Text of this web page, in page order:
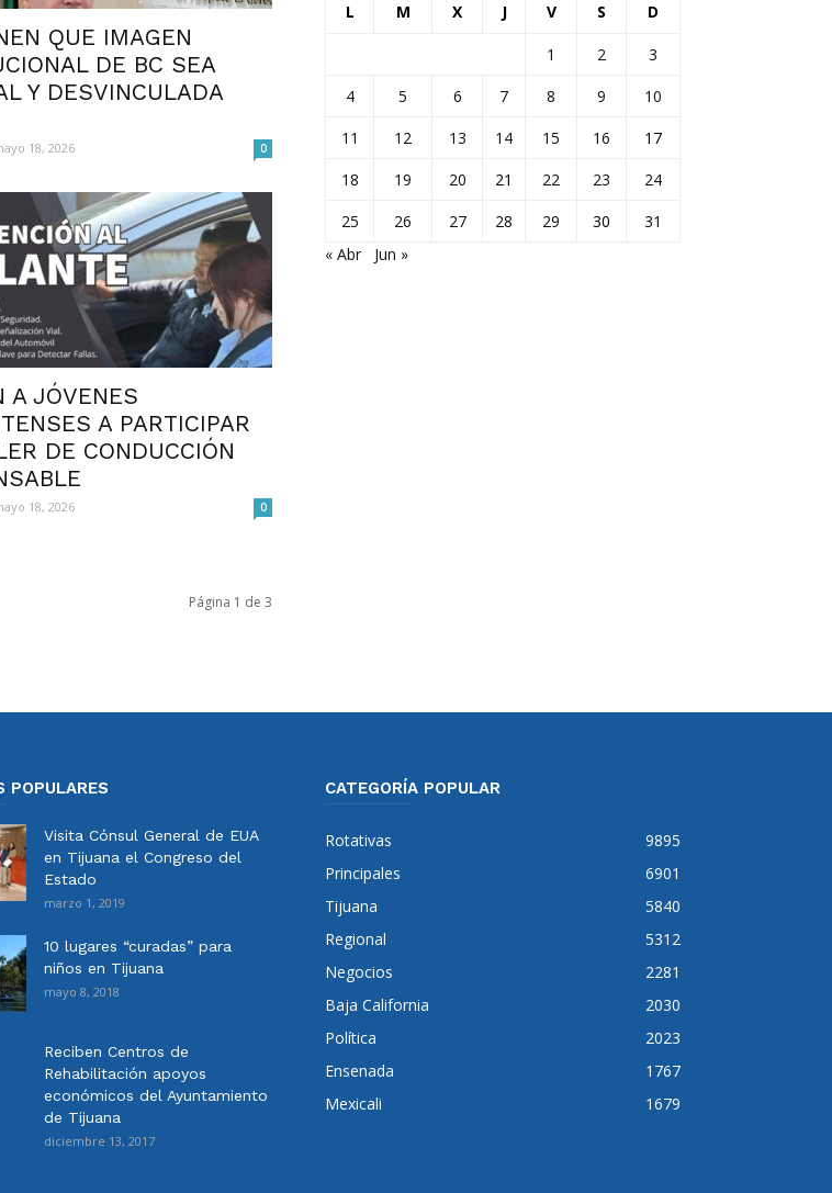
QUE IMAGEN
DE BC SEA
Y DESVINCULADA
18, 2026 0
A JÓVENES
A PARTICIPAR
DE CONDUCCIÓN
18, 2026 0
Página 1 de 3
L M X J V S D
1 2
3
4
5 6 7 8 9
10
11
12 13 14 15 16
17
18
19 20 21 22 23
24
25
26 27 28 29 30
31
« Abr
Jun »
POPULARES
Visita Cónsul General de EUA
en Tijuana el Congreso del
Estado
marzo 1, 2019
10 lugares “curadas” para
niños en Tijuana
mayo 8, 2018
Reciben Centros de
Rehabilitación apoyos
económicos del Ayuntamiento
de Tijuana
diciembre 13, 2017
CATEGORÍA POPULAR
Rotativas
9895
Principales
6901
Tijuana
5840
Regional
5312
Negocios
2281
Baja California
2030
Política
2023
Ensenada
1767
Mexicali
1679